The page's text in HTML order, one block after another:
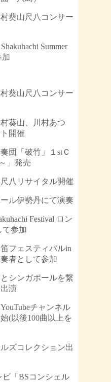
葵山尺八コンサー
Summer
加
葵山尺八コンサー
葵山、川村あつ
開催
破竹」１stＣ
」発売
サイタル開催
ル伊勢丹にて演奏
Festival ロン
て参加
スティバルin
者として参加
シンガポールを繋
演
チャンネル
(以後100曲以上を
ズコレクション出
コンシェル